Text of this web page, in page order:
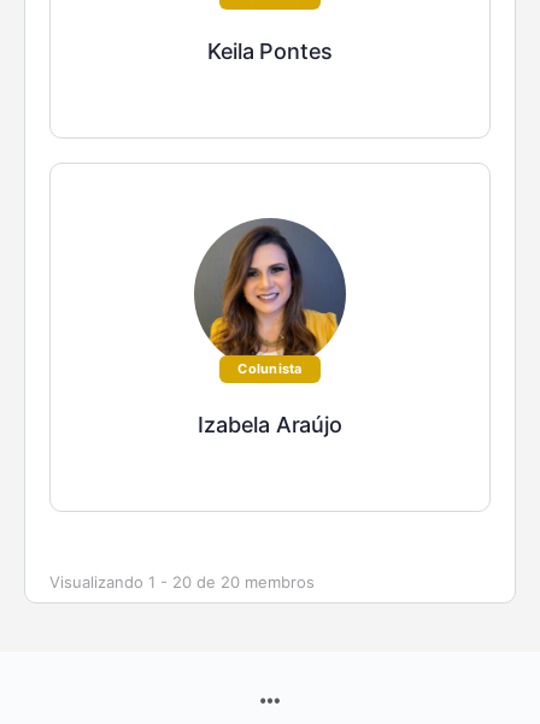
Keila Pontes
Colunista
Izabela Araújo
Visualizando 1 - 20 de 20 membros